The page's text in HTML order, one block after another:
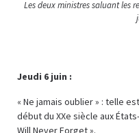
Les deux ministres saluant les
Jeudi 6 juin :
« Ne jamais oublier » : telle
début du XXe siècle aux
Will Never Forget ».